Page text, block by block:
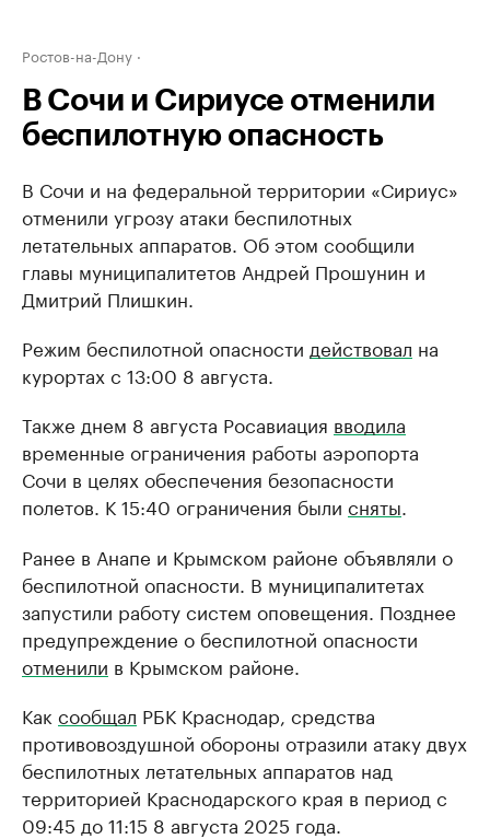
Ростов-на-Дону
В Сочи и Сириусе отменили
беспилотную опасность
В Сочи и на федеральной территории «Сириус»
отменили угрозу атаки беспилотных
летательных аппаратов. Об этом сообщили
главы муниципалитетов Андрей Прошунин и
Дмитрий Плишкин.
Режим беспилотной опасности действовал на
курортах с 13:00 8 августа.
Также днем 8 августа Росавиация вводила
временные ограничения работы аэропорта
Сочи в целях обеспечения безопасности
полетов. К 15:40 ограничения были сняты
Ранее в Анапе и Крымском районе объявляли о
беспилотной опасности. В муниципалитетах
запустили работу систем оповещения. Позднее
предупреждение о беспилотной опасности
отменили в Крымском районе.
Как сообщал РБК Краснодар, средства
противовоздушной обороны отразили атаку двух
беспилотных летательных аппаратов над
территорией Краснодарского края в период с
09:45 до 11:15 8 августа 2025 года.